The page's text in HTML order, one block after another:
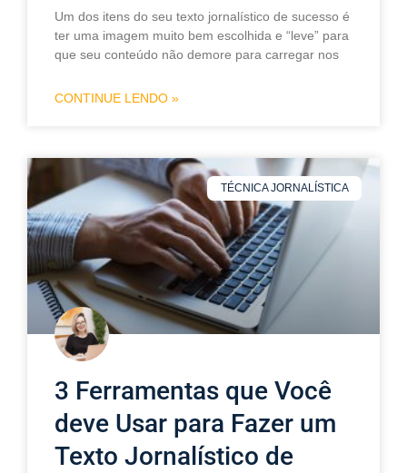
Um dos itens do seu texto jornalístico de sucesso é
ter uma imagem muito bem escolhida e “leve” para
que seu conteúdo não demore para carregar nos
CONTINUE LENDO »
TÉCNICA JORNALÍSTICA
3 Ferramentas que Você
deve Usar para Fazer um
Texto Jornalístico de